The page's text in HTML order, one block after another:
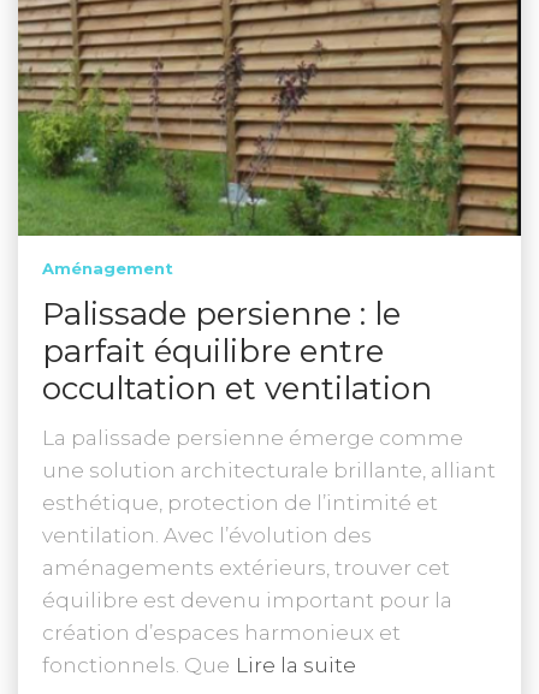
Aménagement
Palissade persienne : le
parfait équilibre entre
occultation et ventilation
La palissade persienne émerge comme
une solution architecturale brillante, alliant
esthétique, protection de l’intimité et
ventilation. Avec l’évolution des
aménagements extérieurs, trouver cet
équilibre est devenu important pour la
création d’espaces harmonieux et
fonctionnels. Que Lire la suite